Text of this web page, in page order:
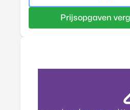
Prijsopgaven